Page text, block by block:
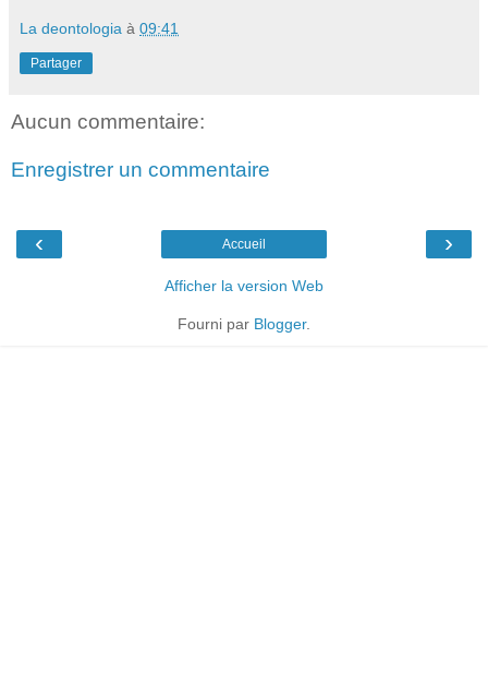
La deontologia à 09:41
Partager
Aucun commentaire:
Enregistrer un commentaire
‹ ›
Accueil
Afficher la version Web
Fourni par Blogger.